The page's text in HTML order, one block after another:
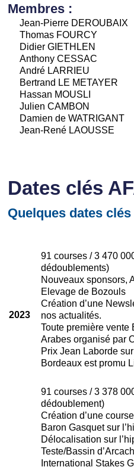
Membres :
Jean-Pierre DEROUBAIX
Thomas FOURCY
Didier GIETHLEN
Anthony CESSAC
André LARRIEU
Bertrand LE METAYER
Hassan MOUSLI
Julien CAMBON
Damien de WATRIGANT
Jean-René LAOUSSE
Dates clés
Quelques dates clés
2023
91 courses / 3 470
dédoublements)
Nouveaux sponsors,
Elevage de Bozouls
Création d’une
nos actualités.
Toute première vente
Arabes organisé par
Prix Jean Laborde
Bordeaux est promu
91 courses / 3 378
dédoublement)
Création d’une
Baron Gasquet sur
Délocalisation sur
Teste/Bassin
International Stakes